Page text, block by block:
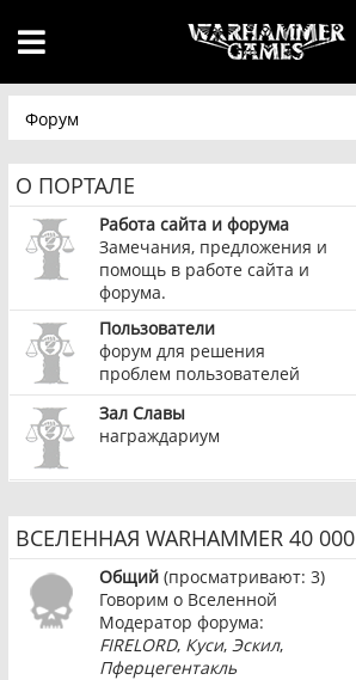
Форум
О ПОРТАЛЕ
Работа сайта и форума
Замечания, предложения и
помощь в работе сайта и
форума.
Пользователи
форум для решения
проблем пользователей
Зал Славы
награждариум
ВСЕЛЕННАЯ WARHAMMER 40 000
Общий (просматривают: 3)
Говорим о Вселенной
Модератор форума:
FIRELORD, Куси, Эскил,
Пферцегентакль